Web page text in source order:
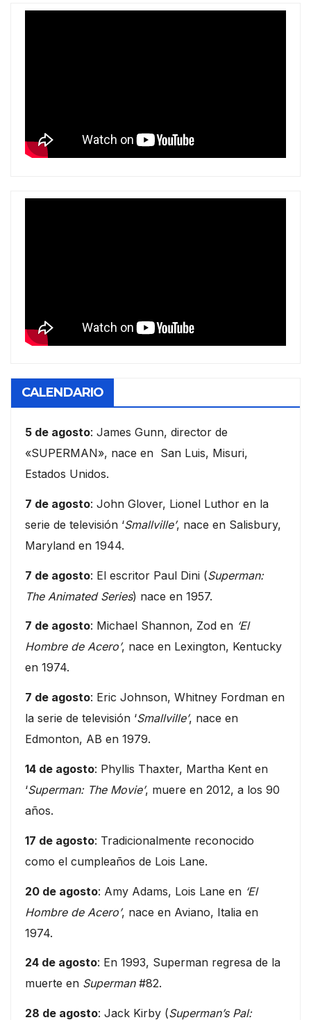
CALENDARIO
5 de agosto: James Gunn, director de
«SUPERMAN», nace en San Luis, Misuri,
Estados Unidos.
7 de agosto: John Glover, Lionel Luthor en la
serie de televisión ‘Smallville’, nace en Salisbury,
Maryland en 1944.
7 de agosto: El escritor Paul Dini (Superman:
The Animated Series) nace en 1957.
7 de agosto: Michael Shannon, Zod en ‘El
Hombre de Acero’, nace en Lexington, Kentucky
en 1974.
7 de agosto: Eric Johnson, Whitney Fordman en
la serie de televisión ‘Smallville’, nace en
Edmonton, AB en 1979.
14 de agosto: Phyllis Thaxter, Martha Kent en
‘Superman: The Movie’, muere en 2012, a los 90
años.
17 de agosto: Tradicionalmente reconocido
como el cumpleaños de Lois Lane.
20 de agosto: Amy Adams, Lois Lane en ‘El
Hombre de Acero’, nace en Aviano, Italia en
1974.
24 de agosto: En 1993, Superman regresa de la
muerte en Superman#82.
28 de agosto: Jack Kirby (Superman’s Pal: